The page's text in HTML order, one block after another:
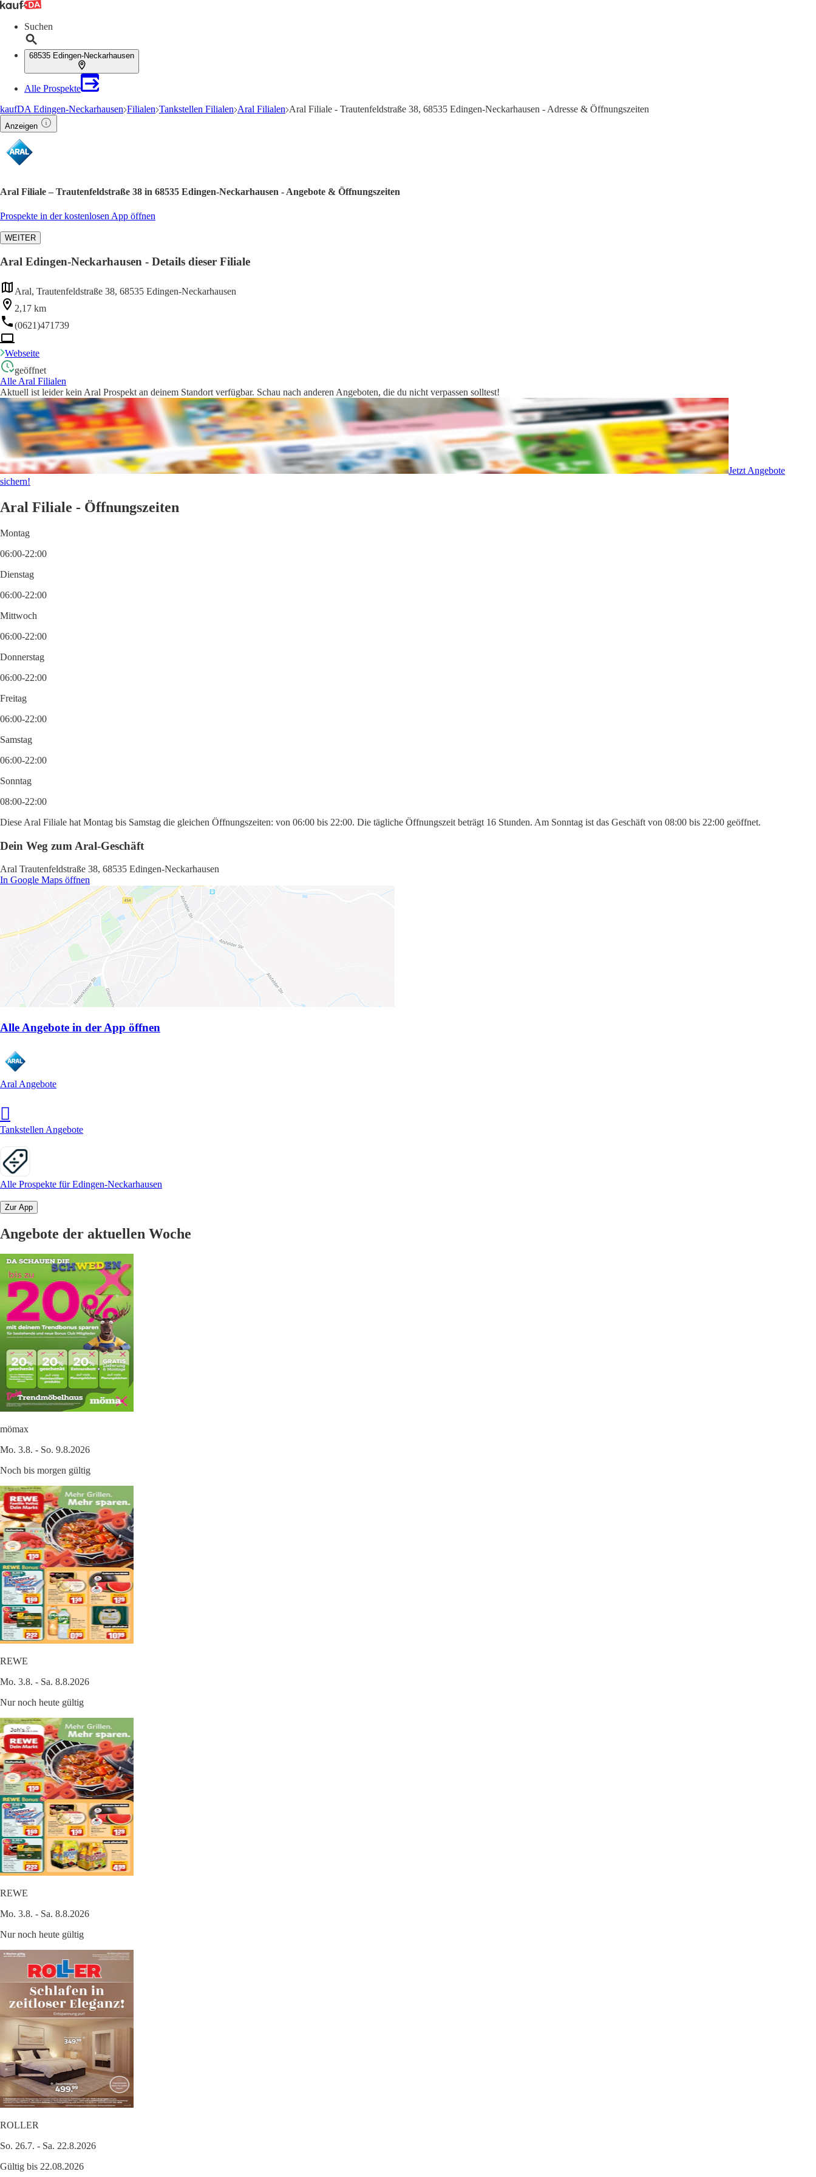
Suchen
68535 Edingen-Neckarhausen
Alle Prospekte
kaufDA Edingen-Neckarhausen Filialen Tankstellen Filialen Aral Filialen Aral Filiale - Trautenfeldstraße 38, 68535 Edingen-Neckarhausen - Adresse & Öffnungszeiten
Anzeigen
Aral Filiale – Trautenfeldstraße 38 in 68535 Edingen-Neckarhausen - Angebote & Öffnungszeiten
Prospekte in der kostenlosen App öffnen
WEITER
Aral Edingen-Neckarhausen - Details dieser Filiale
Aral, Trautenfeldstraße 38, 68535 Edingen-Neckarhausen
2,17 km
(0621)471739
Webseite
geöffnet
Alle Aral Filialen
Aktuell ist leider kein Aral Prospekt an deinem Standort verfügbar. Schau nach anderen Angeboten, die du nicht verpassen solltest!
Jetzt Angebote
sichern!
Aral Filiale - Öffnungszeiten
Montag
06:00-22:00
Dienstag
06:00-22:00
Mittwoch
06:00-22:00
Donnerstag
06:00-22:00
Freitag
06:00-22:00
Samstag
06:00-22:00
Sonntag
08:00-22:00
Diese Aral Filiale hat Montag bis Samstag die gleichen Öffnungszeiten: von 06:00 bis 22:00. Die tägliche Öffnungszeit beträgt 16 Stunden. Am Sonntag ist das Geschäft von 08:00 bis 22:00 geöffnet.
Dein Weg zum Aral-Geschäft
Aral Trautenfeldstraße 38, 68535 Edingen-Neckarhausen
In Google Maps öffnen
Alle Angebote in der App öffnen
Aral Angebote
Tankstellen Angebote
Alle Prospekte für Edingen-Neckarhausen
Zur App
Angebote der aktuellen Woche
mömax
Mo. 3.8. - So. 9.8.2026
Noch bis morgen gültig
REWE
Mo. 3.8. - Sa. 8.8.2026
Nur noch heute gültig
REWE
Mo. 3.8. - Sa. 8.8.2026
Nur noch heute gültig
ROLLER
So. 26.7. - Sa. 22.8.2026
Gültig bis 22.08.2026